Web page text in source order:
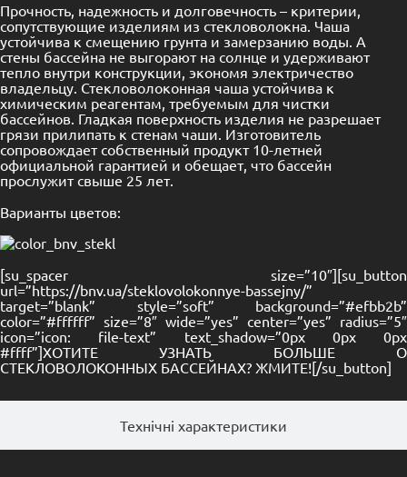
Технічні характеристики
Прочность, надежность и долговечность – критерии,
сопутствующие изделиям из стекловолокна. Чаша
устойчива к смещению грунта и замерзанию воды. А
стены бассейна не выгорают на солнце и удерживают
тепло внутри конструкции, экономя электричество
владельцу. Стекловолоконная чаша устойчива к
химическим реагентам, требуемым для чистки
бассейнов. Гладкая поверхность изделия не разрешает
грязи прилипать к стенам чаши. Изготовитель
сопровождает собственный продукт 10-летней
официальной гарантией и обещает, что бассейн
прослужит свыше 25 лет.
Варианты цветов:
[su_spacer size=”10″][su_button
url=”https://bnv.ua/steklovolokonnye-bassejny/”
target=”blank” style=”soft” background=”#efbb2b”
color=”#ffffff” size=”8″ wide=”yes” center=”yes” radius=”5″
icon=”icon: file-text” text_shadow=”0px 0px 0px
#ffff”]ХОТИТЕ УЗНАТЬ БОЛЬШЕ О
СТЕКЛОВОЛОКОННЫХ БАССЕЙНАХ? ЖМИТЕ![/su_button]